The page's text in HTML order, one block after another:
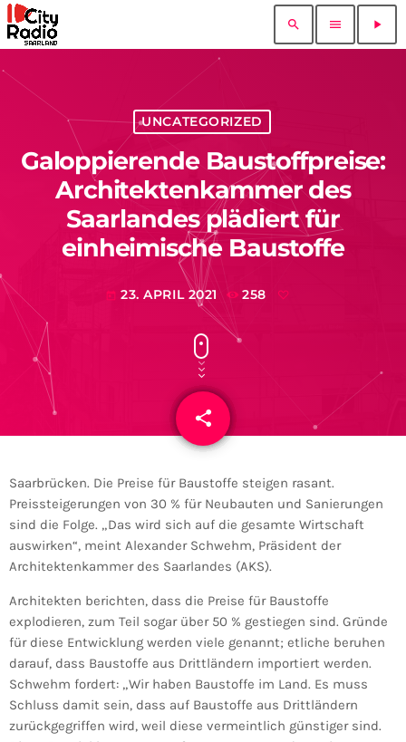
search menu play_arrow
UNCATEGORIZED
Galoppierende Baustoffpreise:
Architektenkammer des
Saarlandes plädiert für
einheimische Baustoffe
today 23. APRIL 2021 258
share
email
Saarbrücken. Die Preise für Baustoffe steigen rasant.
Preissteigerungen von 30 % für Neubauten und Sanierungen
sind die Folge. „Das wird sich auf die gesamte Wirtschaft
auswirken“, meint Alexander Schwehm, Präsident der
Architektenkammer des Saarlandes (AKS).
Architekten berichten, dass die Preise für Baustoffe
explodieren, zum Teil sogar über 50 % gestiegen sind. Gründe
für diese Entwicklung werden viele genannt; etliche beruhen
darauf, dass Baustoffe aus Drittländern importiert werden.
Schwehm fordert: „Wir haben Baustoffe im Land. Es muss
Schluss damit sein, dass auf Baustoffe aus Drittländern
zurückgegriffen wird, weil diese vermeintlich günstiger sind.